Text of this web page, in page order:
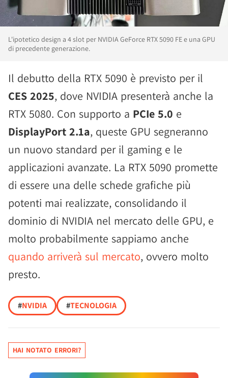
L'ipotetico design a 4 slot per NVIDIA GeForce RTX 5090 FE e una GPU
di precedente generazione.
Il debutto della RTX 5090 è previsto per il
CES 2025, dove NVIDIA presenterà anche la
RTX 5080. Con supporto a PCIe 5.0 e
DisplayPort 2.1a, queste GPU segneranno
un nuovo standard per il gaming e le
applicazioni avanzate. La RTX 5090 promette
di essere una delle schede grafiche più
potenti mai realizzate, consolidando il
dominio di NVIDIA nel mercato delle GPU, e
molto probabilmente sappiamo anche
quando arriverà sul mercato, ovvero molto
presto.
#NVIDIA #TECNOLOGIA
HAI NOTATO ERRORI?